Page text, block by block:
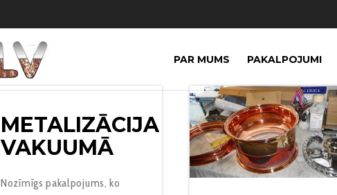
PAR MUMS PAKALPOJUMI
METALIZĀCIJA
VAKUUMĀ
Nozīmīgs pakalpojums, ko